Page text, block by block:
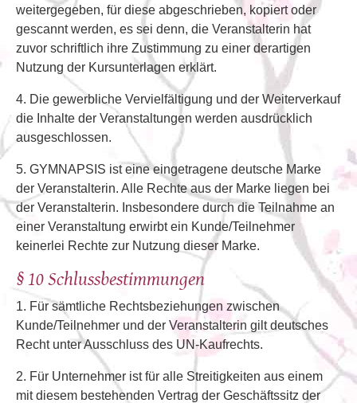
weitergegeben, für diese abgeschrieben, kopiert oder
gescannt werden, es sei denn, die Veranstalterin hat
zuvor schriftlich ihre Zustimmung zu einer derartigen
Nutzung der Kursunterlagen erklärt.
4. Die gewerbliche Vervielfältigung und der Weiterverkauf
die Inhalte der Veranstaltungen werden ausdrücklich
ausgeschlossen.
5. GYMNAPSIS ist eine eingetragene deutsche Marke
der Veranstalterin. Alle Rechte aus der Marke liegen bei
der Veranstalterin. Insbesondere durch die Teilnahme an
einer Veranstaltung erwirbt ein Kunde/Teilnehmer
keinerlei Rechte zur Nutzung dieser Marke.
§ 10 Schlussbestimmungen
1. Für sämtliche Rechtsbeziehungen zwischen
Kunde/Teilnehmer und der Veranstalterin gilt deutsches
Recht unter Ausschluss des UN-Kaufrechts.
2. Für Unternehmer ist für alle Streitigkeiten aus einem
mit diesem bestehenden Vertrag der Geschäftssitz der